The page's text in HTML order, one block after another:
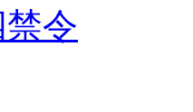
令